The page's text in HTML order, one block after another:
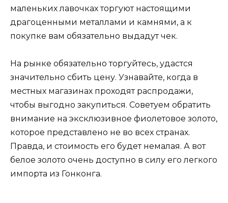
маленьких лавочках торгуют настоящими
драгоценными металлами и камнями, а к
покупке вам обязательно выдадут чек.
На рынке обязательно торгуйтесь, удастся
значительно сбить цену. Узнавайте, когда в
местных магазинах проходят распродажи,
чтобы выгодно закупиться. Советуем обратить
внимание на эксклюзивное фиолетовое золото,
которое представлено не во всех странах.
Правда, и стоимость его будет немалая. А вот
белое золото очень доступно в силу его легкого
импорта из Гонконга.